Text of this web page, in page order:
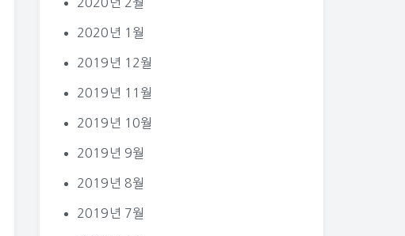
2020년 1월
2019년 12월
2019년 11월
2019년 10월
2019년 9월
2019년 8월
2019년 7월